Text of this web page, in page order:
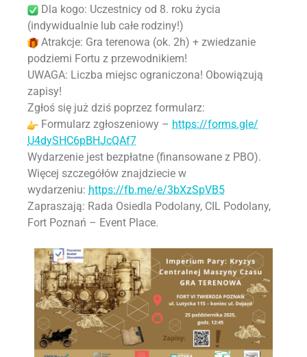
Dla kogo: Uczestnicy od 8. roku życia
(indywidualnie lub całe rodziny!)
Atrakcje: Gra terenowa (ok. 2h) + zwiedzanie
podziemi Fortu z przewodnikiem!
UWAGA: Liczba miejsc ograniczona! Obowiązują
zapisy!
Zgłoś się już dziś poprzez formularz:
Formularz zgłoszeniowy – https://forms.gle/
U4dySHC6pBHJcQAf7
Wydarzenie jest bezpłatne (finansowane z PBO).
Więcej szczegółów znajdziecie w
wydarzeniu: https://fb.me/e/3bXzSpVB5
Zapraszają: Rada Osiedla Podolany, CIL Podolany,
Fort Poznań – Event Place.